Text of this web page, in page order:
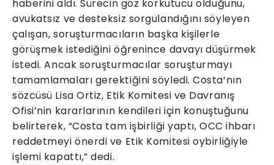
haberini aldı. Sürecin göz korkutucu olduğunu,
avukatsız ve desteksiz sorgulandığını söyleyen
çalışan, soruşturmacıların başka kişilerle
görüşmek istediğini öğrenince davayı düşürmek
istedi. Ancak soruşturmacılar soruşturmayı
tamamlamaları gerektiğini söyledi. Costa’nın
sözcüsü Lisa Ortiz, Etik Komitesi ve Davranış
Ofisi’nin kararlarının kendileri için konuştuğunu
belirterek, “Costa tam işbirliği yaptı, OCC ihbarı
reddetmeyi önerdi ve Etik Komitesi oybirliğiyle
işlemi kapattı,” dedi.